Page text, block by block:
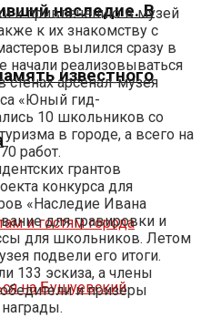
наследие. В
известного
к привлечению в музей
к их знакомству с
вылился сразу в
начали реализовываться
стенах арсенал-музея
«Юный гид-
10 школьников со
в городе, а всего на
работ.
грантов
конкурса для
«Наследие Ивана
для гравировки и
для школьников. Летом
подвели его итоги.
133 эскиза, а члены
и призёры